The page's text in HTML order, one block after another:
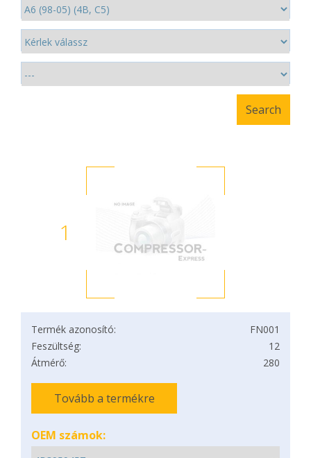
1
Termék azonosító:
FN001
Feszültség:
12
Átmérő:
280
Tovább a termékre
OEM számok: